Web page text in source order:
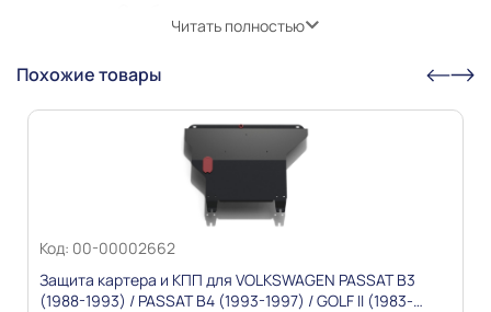
неровным дорогам или с препятствиями: снег, грязь,
пробитие картера, продлить его жизнь и жизнь
Информация о технических характеристиках,
комплекте поставки, стране изготовления, внешнем
виде и цвете товара носит справочный характер и
основывается на последних доступных к моменту
публикации сведениях
Читать полностью
Похожие товары
Код: 00-00002662
Защита картера и КПП для VOLKSWAGEN PASSAT B3
(1988-1993) / PASSAT B4 (1993-1997) / GOLF II (1983-